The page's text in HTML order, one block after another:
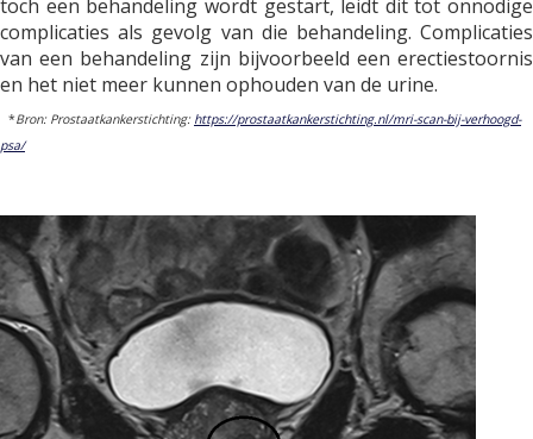
toch een behandeling wordt gestart, leidt dit tot onnodige
complicaties als gevolg van die behandeling. Complicaties
van een behandeling zijn bijvoorbeeld een erectiestoornis
en het niet meer kunnen ophouden van de urine.
*Bron: Prostaatkankerstichting: https://prostaatkankerstichting.nl/mri-scan-bij-verhoogd-
psa/